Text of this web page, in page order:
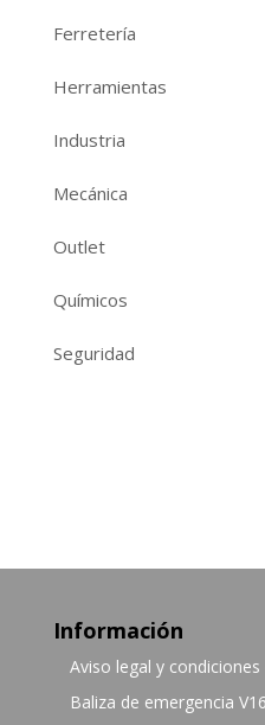
Ferretería
Herramientas
Industria
Mecánica
Outlet
Químicos
Seguridad
Información
Aviso legal y condiciones
Baliza de emergencia V16